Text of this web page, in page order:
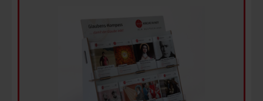
Ansehen